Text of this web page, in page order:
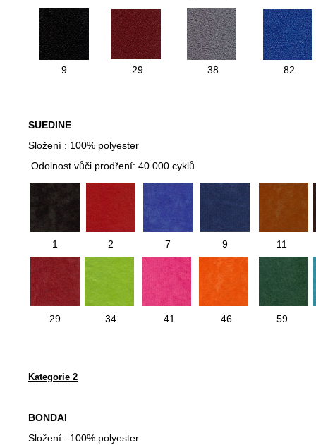
9 29 38 82
SUEDINE
Složení : 100% polyester
Odolnost vůči prodření: 40.000 cyklů
1 2 7 9 11
29 34 41 46 59
Kategorie 2
BONDAI
Složení : 100% polyester